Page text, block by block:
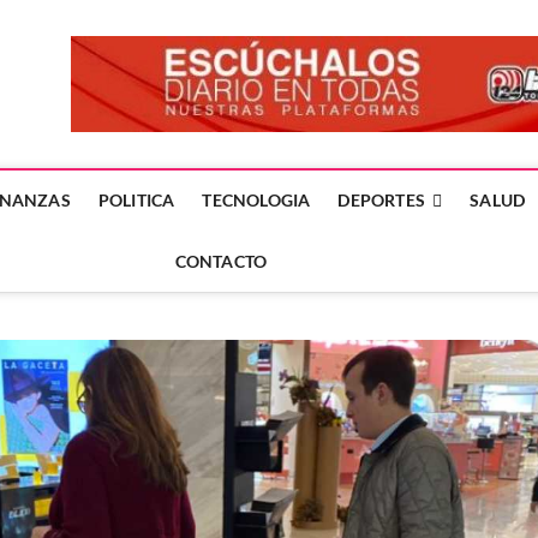
DÍA EN LA NOTICIA
POLITICA TECNOLOGIA DEPORTES SALUD
CONTACTO